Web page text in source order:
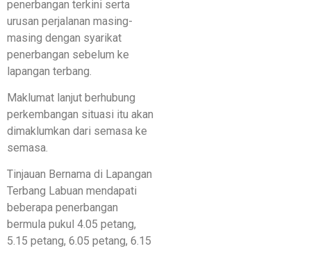
penerbangan terkini serta
urusan perjalanan masing-
masing dengan syarikat
penerbangan sebelum ke
lapangan terbang.
Maklumat lanjut berhubung
perkembangan situasi itu akan
dimaklumkan dari semasa ke
semasa.
Tinjauan Bernama di Lapangan
Terbang Labuan mendapati
beberapa penerbangan
bermula pukul 4.05 petang,
5.15 petang, 6.05 petang, 6.15